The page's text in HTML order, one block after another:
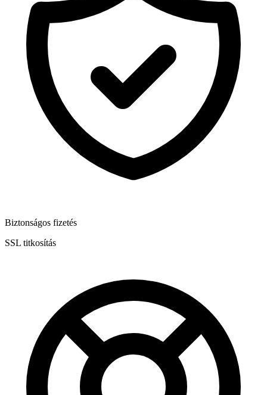
Biztonságos fizetés
SSL titkosítás